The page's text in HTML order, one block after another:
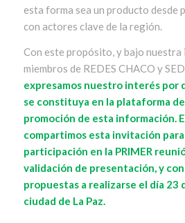
esta forma sea un producto desde
con actores clave de la región.
Con este propósito, y bajo nuestra
miembros de REDES CHACO y
expresamos nuestro interés por
se constituya en la plataforma
promoción de esta información.
compartimos esta invitación
participación en la PRIMER
validación de presentación, y
propuestas a realizarse el día 23
ciudad de La Paz.